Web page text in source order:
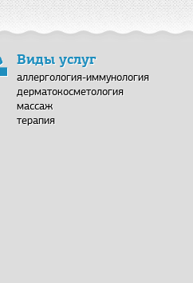
Виды услуг
аллергология-иммунология
дерматокосметология
массаж
терапия